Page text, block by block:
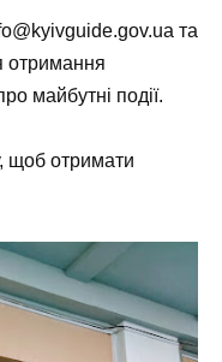
та
отримання
майбутні події.
щоб отримати